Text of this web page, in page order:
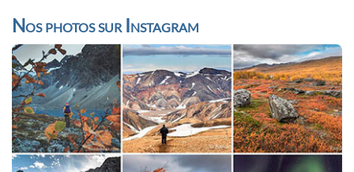
Nos photos sur Instagram